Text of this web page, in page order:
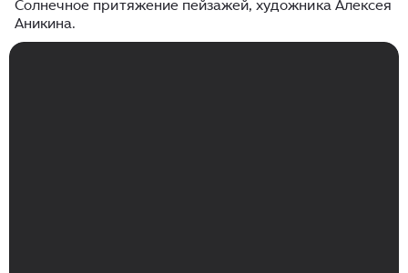
Солнечное притяжение пейзажей, художника Алексея
Аникина.